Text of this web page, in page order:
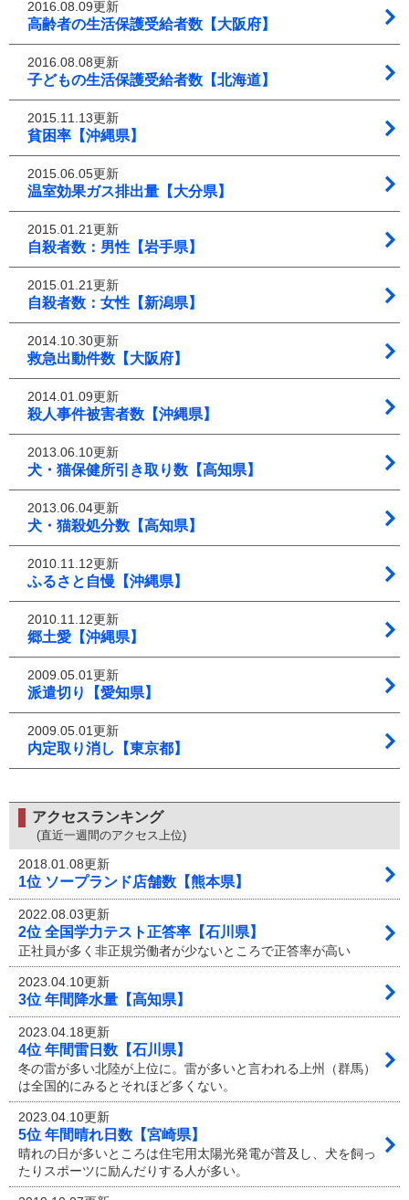
2016.08.09更新
高齢者の生活保護受給者数【大阪府】
2016.08.08更新
子どもの生活保護受給者数【北海道】
2015.11.13更新
貧困率【沖縄県】
2015.06.05更新
温室効果ガス排出量【大分県】
2015.01.21更新
自殺者数：男性【岩手県】
2015.01.21更新
自殺者数：女性【新潟県】
2014.10.30更新
救急出動件数【大阪府】
2014.01.09更新
殺人事件被害者数【沖縄県】
2013.06.10更新
犬・猫保健所引き取り数【高知県】
2013.06.04更新
犬・猫殺処分数【高知県】
2010.11.12更新
ふるさと自慢【沖縄県】
2010.11.12更新
郷土愛【沖縄県】
2009.05.01更新
派遣切り【愛知県】
2009.05.01更新
内定取り消し【東京都】
アクセスランキング
(直近一週間のアクセス上位)
2018.01.08更新
1位 ソープランド店舗数【熊本県】
2022.08.03更新
2位 全国学力テスト正答率【石川県】
正社員が多く非正規労働者が少ないところで正答率が高い
2023.04.10更新
3位 年間降水量【高知県】
2023.04.18更新
4位 年間雷日数【石川県】
冬の雷が多い北陸が上位に。雷が多いと言われる上州（群馬）
は全国的にみるとそれほど多くない。
2023.04.10更新
5位 年間晴れ日数【宮崎県】
晴れの日が多いところは住宅用太陽光発電が普及し、犬を飼っ
たりスポーツに励んだりする人が多い。